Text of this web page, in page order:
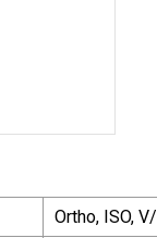
Ortho, ISO,